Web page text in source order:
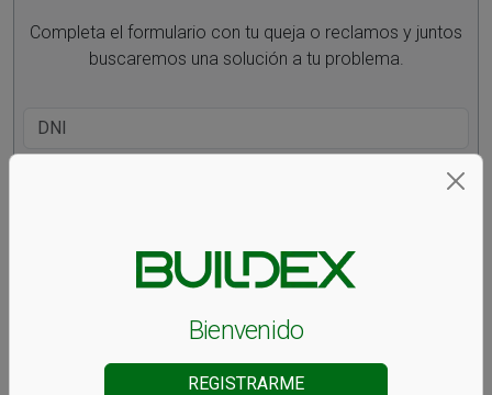
Completa el formulario con tu queja o reclamos y juntos
buscaremos una solución a tu problema.
Bienvenido
REGISTRARME